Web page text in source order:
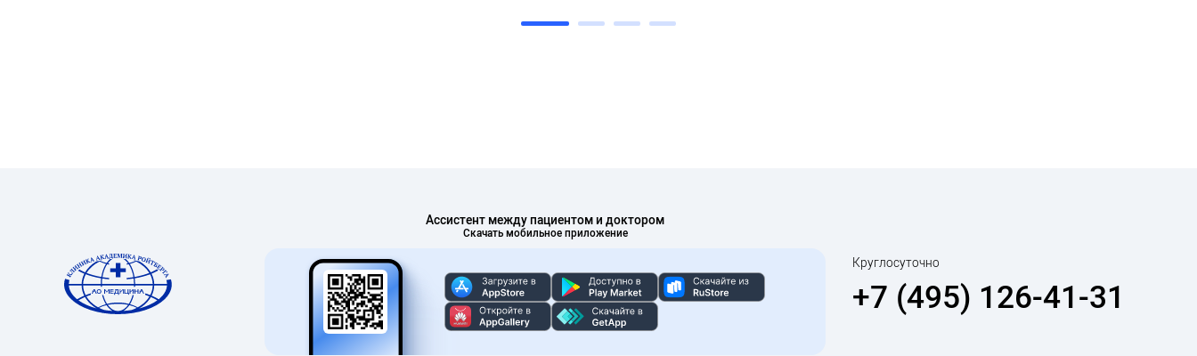
Ассистент между пациентом и доктором
Скачать мобильное приложение
Круглосуточно
+7 (495) 126-41-31